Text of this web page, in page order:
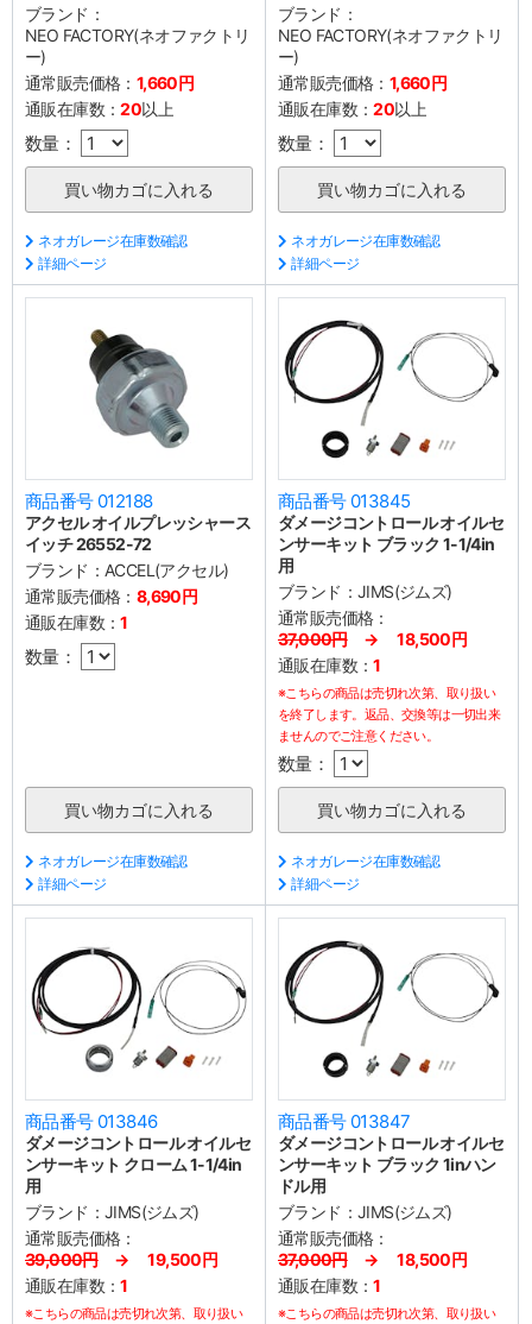
ブランド：
NEO FACTORY(ネオファクトリ
ー)
通常販売価格： 1,660円
通販在庫数：20以上
数量：
ネオガレージ在庫数確認
詳細ページ
ブランド：
NEO FACTORY(ネオファクトリ
ー)
通常販売価格： 1,660円
通販在庫数：20以上
数量：
ネオガレージ在庫数確認
詳細ページ
商品番号 012188
アクセル オイルプレッシャース
イッチ 26552-72
ブランド： ACCEL(アクセル)
通常販売価格： 8,690円
通販在庫数：1
数量：
ネオガレージ在庫数確認
詳細ページ
商品番号 013845
ダメージコントロール オイルセ
ンサーキット ブラック 1-1/4in
用
ブランド： JIMS(ジムズ)
通常販売価格：
37,000円→ 18,500円
通販在庫数：1
※こちらの商品は売切れ次第、取り扱い
を終了します。返品、交換等は一切出来
ませんのでご注意ください。
数量：
ネオガレージ在庫数確認
詳細ページ
商品番号 013846
ダメージコントロール オイルセ
ンサーキット クローム 1-1/4in
用
ブランド： JIMS(ジムズ)
通常販売価格：
39,000円→ 19,500円
通販在庫数：1
※こちらの商品は売切れ次第、取り扱い
商品番号 013847
ダメージコントロール オイルセ
ンサーキット ブラック 1inハン
ドル用
ブランド： JIMS(ジムズ)
通常販売価格：
37,000円→ 18,500円
通販在庫数：1
※こちらの商品は売切れ次第、取り扱い